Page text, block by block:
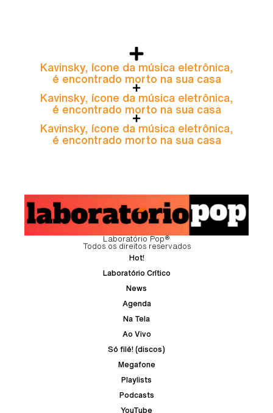
Kavinsky, ícone da música eletrônica,
é encontrado morto na sua casa
Kavinsky, ícone da música eletrônica,
é encontrado morto na sua casa
Kavinsky, ícone da música eletrônica,
é encontrado morto na sua casa
Laboratório Pop®
Todos os direitos reservados
Hot!
Laboratório Crítico
News
Agenda
Na Tela
Ao Vivo
Só filé! (discos)
Megafone
Playlists
Podcasts
YouTube